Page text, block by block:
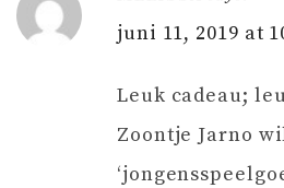
juni 11, 2019 at
Leuk cadeau;
Zoontje Jarno